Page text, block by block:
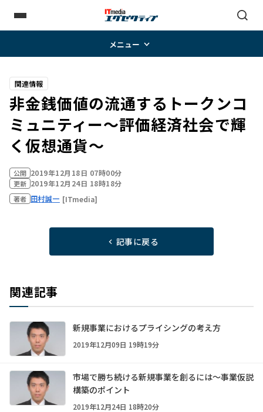
メニュー
関連情報
非金銭価値の流通するトークンコ
ミュニティー～評価経済社会で輝
く仮想通貨～
公開 2019年12月18日 07時00分
更新 2019年12月24日 18時18分
著者 田村誠一 [ITmedia]
記事に戻る
関連記事
新規事業におけるプライシングの考え方
2019年12月09日 19時19分
市場で勝ち続ける新規事業を創るには～事業仮説
構築のポイント
2019年12月24日 18時20分